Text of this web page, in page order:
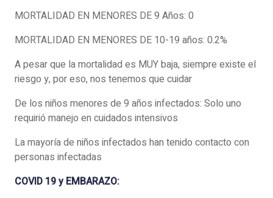
MORTALIDAD EN MENORES DE 9 Años: 0
MORTALIDAD EN MENORES DE 10-19 años: 0.2%
A pesar que la mortalidad es MUY baja, siempre existe el
riesgo y, por eso, nos tenemos que cuidar
De los niños menores de 9 años infectados: Solo uno
requirió manejo en cuidados intensivos
La mayoría de niños infectados han tenido contacto con
personas infectadas
COVID 19 y EMBARAZO: